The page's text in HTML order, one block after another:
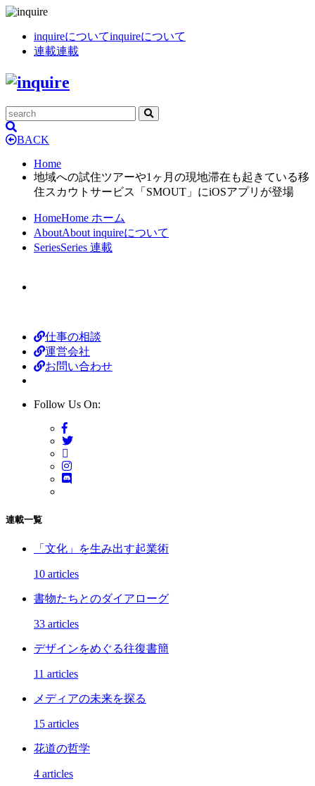
inquireについてinquireについて
連載連載
BACK
Home
地域への試住ツアーや1ヶ月の現地滞在も起きている移
住スカウトサービス「SMOUT」にiOSアプリが登場
HomeHome ホーム
AboutAbout inquireについて
SeriesSeries 連載
仕事の相談
運営会社
お問い合わせ
Follow Us On:
連載一覧
「文化」を生み出す起業術
10 articles
書物たちとのダイアローグ
33 articles
デザインをめぐる往復書簡
11 articles
メディアの未来を探る
15 articles
花道の哲学
4 articles